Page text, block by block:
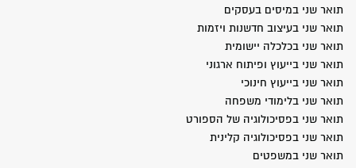
תואר שני במיסים בעסקים
תואר שני בעיצוב חדשנות ויזמות
תואר שני בכלכלה יישומית
תואר שני בייעוץ ופיתוח ארגוני
תואר שני בייעוץ חינוכי
תואר שני בלימודי משפחה
תואר שני בפסיכולוגיה של הספורט
תואר שני בפסיכולוגיה קלינית
תואר שני במשפטים